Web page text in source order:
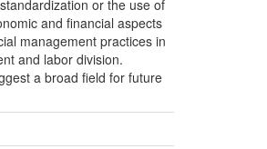
or the use of
and financial aspects
management practices in
and labor division.
a broad field for future